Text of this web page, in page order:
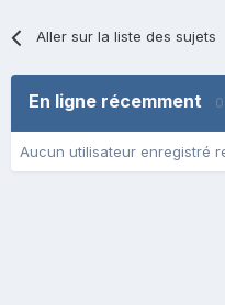
Aller sur la liste des sujets
En ligne récemment
Aucun utilisateur enregistré